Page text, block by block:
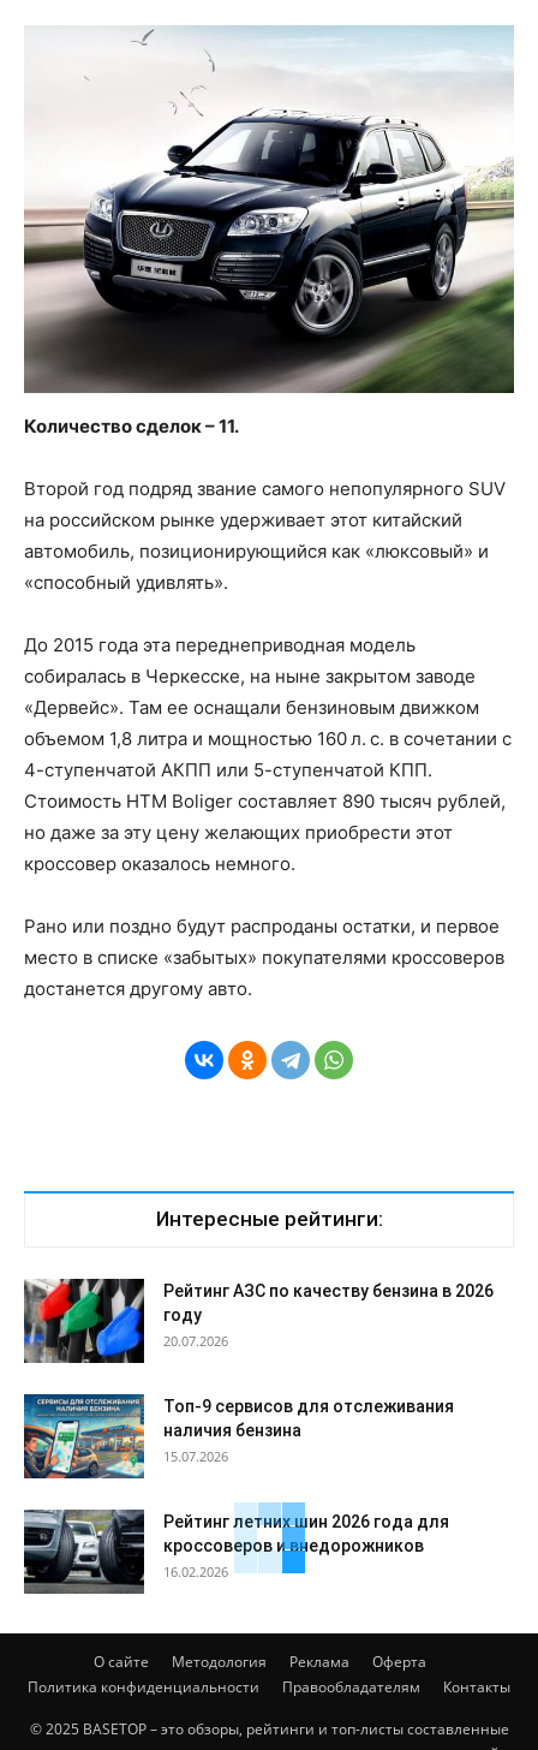
Количество сделок – 11.
Второй год подряд звание самого непопулярного SUV
на российском рынке удерживает этот китайский
автомобиль, позиционирующийся как «люксовый» и
«способный удивлять».
До 2015 года эта переднеприводная модель
собиралась в Черкесске, на ныне закрытом заводе
«Дервейс». Там ее оснащали бензиновым движком
объемом 1,8 литра и мощностью 160 л. с. в сочетании с
4-ступенчатой АКПП или 5-ступенчатой КПП.
Стоимость HTM Boliger составляет 890 тысяч рублей,
но даже за эту цену желающих приобрести этот
кроссовер оказалось немного.
Рано или поздно будут распроданы остатки, и первое
место в списке «забытых» покупателями кроссоверов
достанется другому авто.
Интересные рейтинги:
Рейтинг АЗС по качеству бензина в 2026
году
20.07.2026
Топ-9 сервисов для отслеживания
наличия бензина
15.07.2026
Рейтинг летних шин 2026 года для
кроссоверов и внедорожников
16.02.2026
О сайте Методология Реклама
Оферта
Политика конфиденциальности
Правообладателям Контакты
© 2025 BASETOP – это обзоры, рейтинги и топ-листы составленные